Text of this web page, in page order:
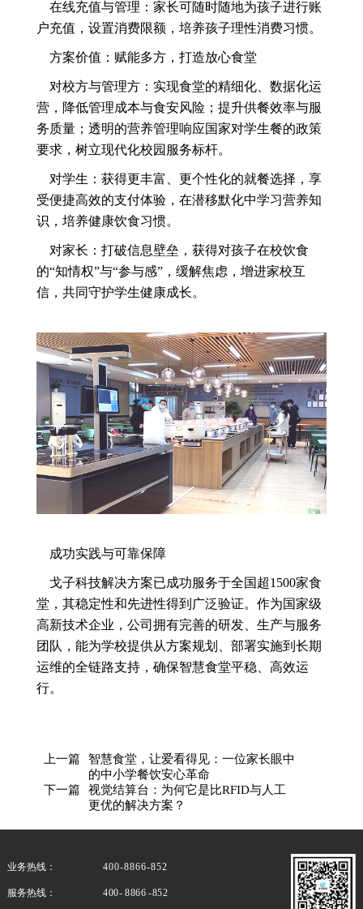
在线充值与管理：家长可随时随地为孩子进行账
户充值，设置消费限额，培养孩子理性消费习惯。
方案价值：赋能多方，打造放心食堂
对校方与管理方：实现食堂的精细化、数据化运
营，降低管理成本与食安风险；提升供餐效率与服
务质量；透明的营养管理响应国家对学生餐的政策
要求，树立现代化校园服务标杆。
对学生：获得更丰富、更个性化的就餐选择，享
受便捷高效的支付体验，在潜移默化中学习营养知
识，培养健康饮食习惯。
对家长：打破信息壁垒，获得对孩子在校饮食
的“知情权”与“参与感”，缓解焦虑，增进家校互
信，共同守护学生健康成长。
成功实践与可靠保障
戈子科技解决方案已成功服务于全国超1500家食
堂，其稳定性和先进性得到广泛验证。作为国家级
高新技术企业，公司拥有完善的研发、生产与服务
团队，能为学校提供从方案规划、部署实施到长期
运维的全链路支持，确保智慧食堂平稳、高效运
行。
上一篇
智慧食堂，让爱看得见：一位家长眼中
的中小学餐饮安心革命
下一篇
视觉结算台：为何它是比RFID与人工
更优的解决方案？
业务热线： 400-8866-852
服务热线： 400- 8866 -852